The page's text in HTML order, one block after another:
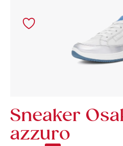
Sneaker
azzuro